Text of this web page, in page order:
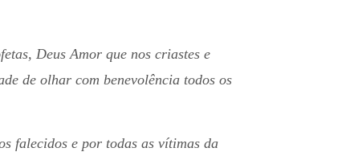
Deus Amor que nos criastes e
de olhar com benevolência todos os
falecidos e por todas as vítimas da